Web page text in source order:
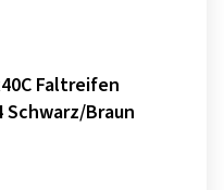
Faltreifen
Schwarz/Braun